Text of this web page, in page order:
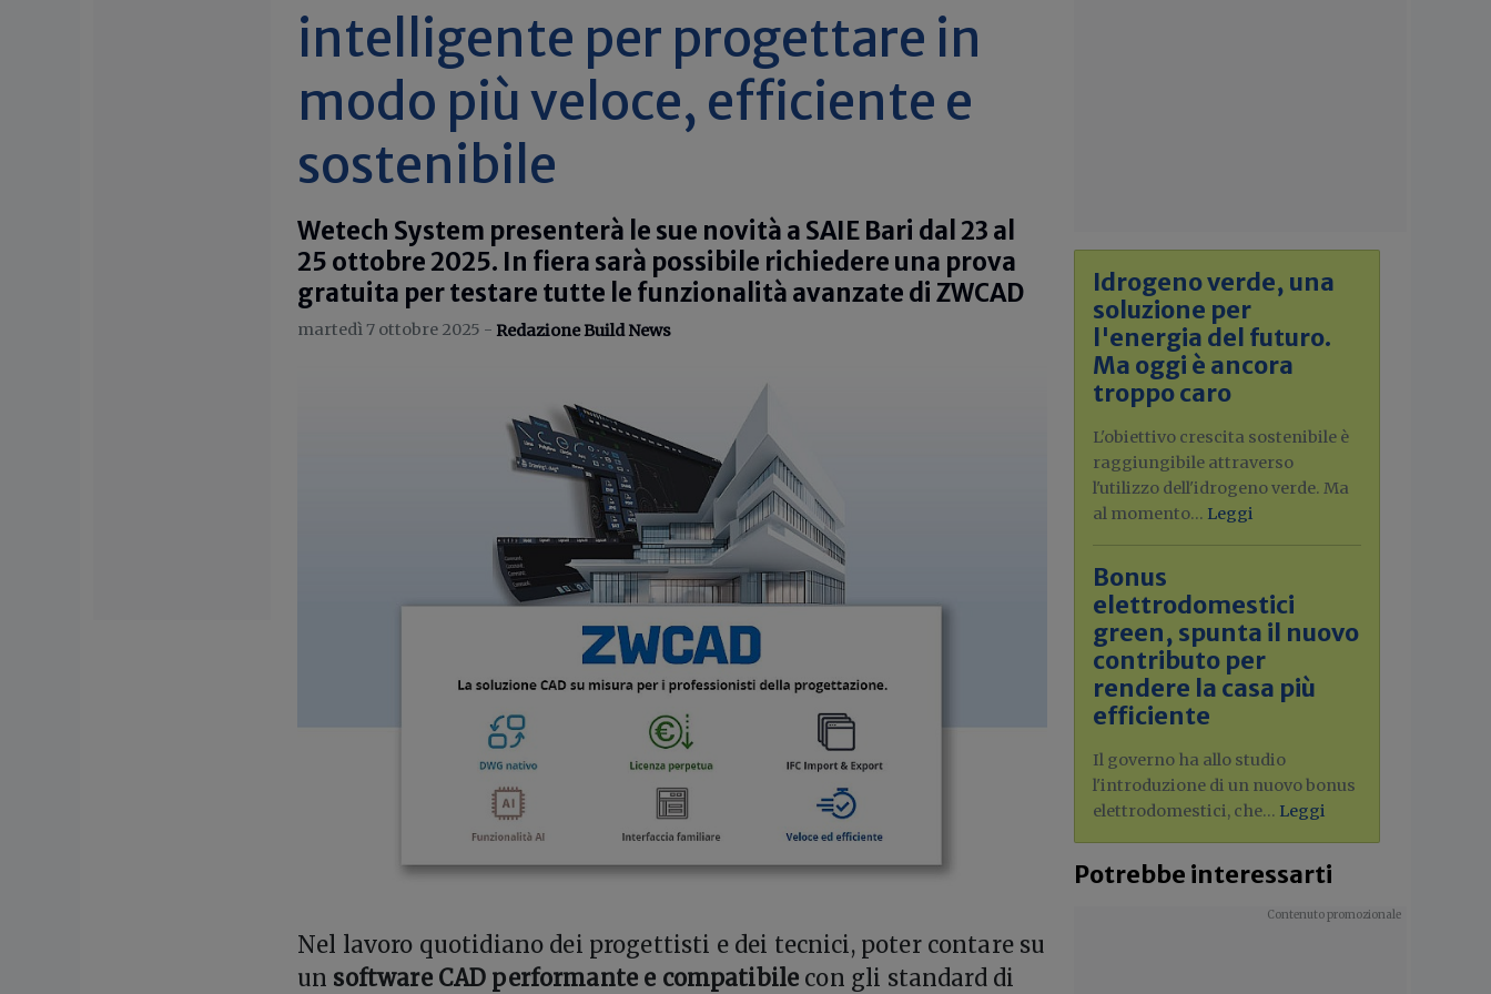
intelligente per progettare in
modo più veloce, efficiente e
sostenibile
Wetech System presenterà le sue novità a SAIE Bari dal 23 al
25 ottobre 2025. In fiera sarà possibile richiedere una prova
gratuita per testare tutte le funzionalità avanzate di ZWCAD
martedì 7 ottobre 2025 - Redazione Build News
Nel lavoro quotidiano dei progettisti e dei tecnici, poter contare su
un software CAD performante e compatibile con gli standard di
Idrogeno verde, una
soluzione per
l'energia del futuro.
Ma oggi è ancora
troppo caro
L'obiettivo crescita sostenibile è
raggiungibile attraverso
l'utilizzo dell'idrogeno verde. Ma
al momento... Leggi
Bonus
elettrodomestici
green, spunta il nuovo
contributo per
rendere la casa più
efficiente
Il governo ha allo studio
l'introduzione di un nuovo bonus
elettrodomestici, che... Leggi
Potrebbe interessarti